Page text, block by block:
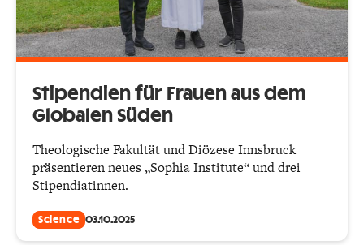
Stipendien für Frauen aus dem
Globalen Süden
Theologische Fakultät und Diözese Innsbruck
präsentieren neues „Sophia Institute“ und drei
Stipendiatinnen.
Science 03.10.2025